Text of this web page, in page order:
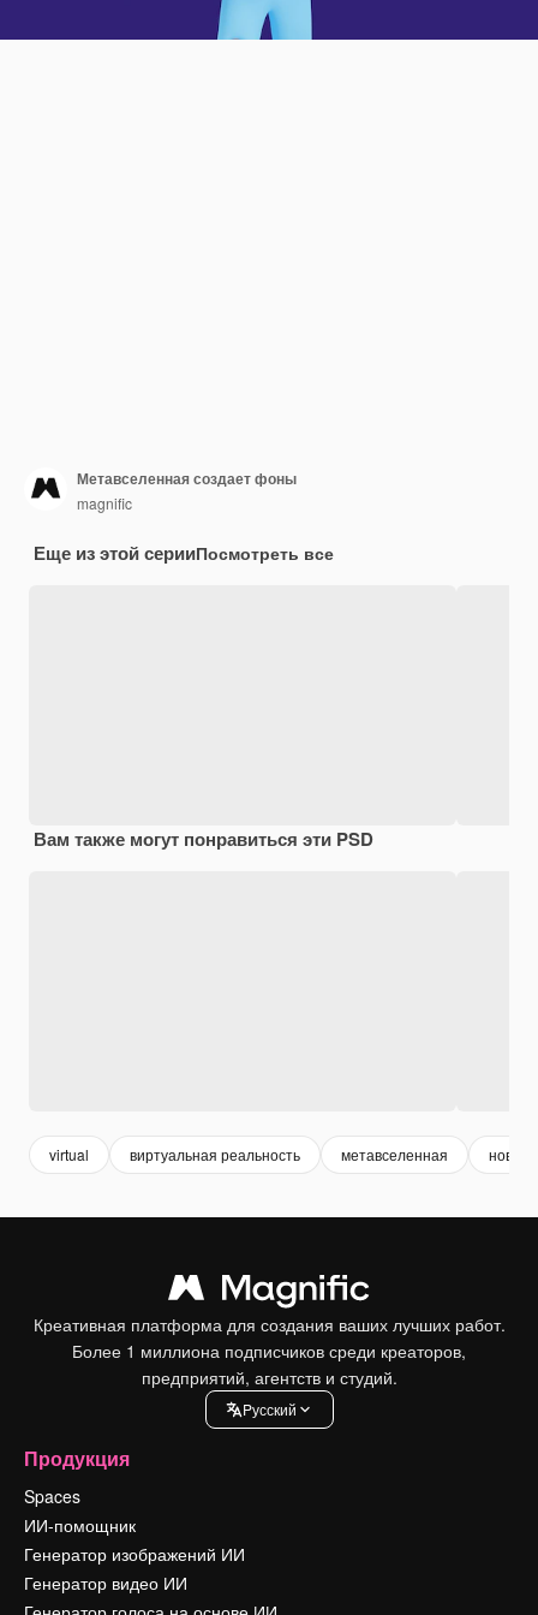
Метавселенная создает фоны
magnific
Еще из этой серииПосмотреть все
Вам также могут понравиться эти PSD
virtual виртуальная реальность метавселенная новые
Креативная платформа для создания ваших лучших работ.
Более 1 миллиона подписчиков среди креаторов,
предприятий, агентств и студий.
Pусский
Продукция
Spaces
ИИ-помощник
Генератор изображений ИИ
Генератор видео ИИ